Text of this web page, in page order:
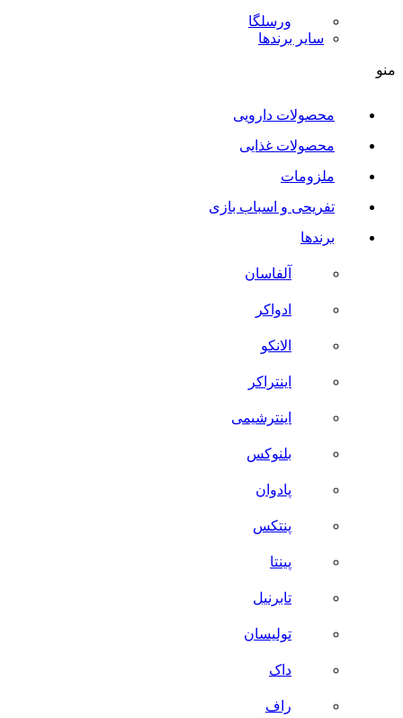
ورسلگا
سایر برند‌ها
منو
محصولات دارویی
محصولات غذایی
ملزومات
تفریحی و اسباب بازی
برندها
آلفاسان
ادواکر
الانکو
اینتراکر
اینترشیمی
بلنوکس
پادوان
پنتکس
پینتا
تابرنیل
تولیسان
داک
راف